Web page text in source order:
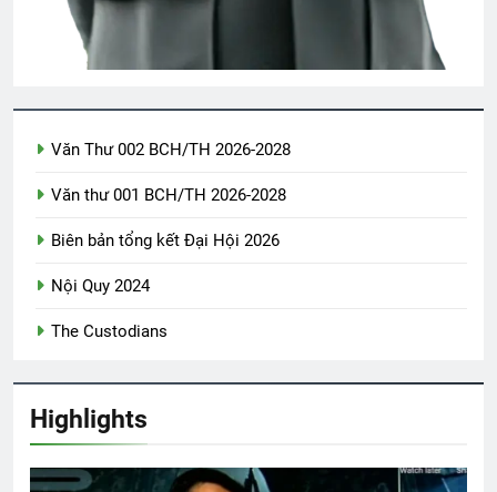
3 Years Ago
Mùa Thu
2 Years Ago
Trên 4 vùng chiến thuật
Hội VB.Oregon Thăm Viếng CSVSQ Cao
LẠC LỐI GIỮA ĐƯỜNG (Rabindranath
Văn Thư 002 BCH/TH 2026-2028
Văn thư 001 BCH/TH 2026-2028
Biên bản tổng kết Đại Hội 2026
Nội Quy 2024
The Custodians
Highlights